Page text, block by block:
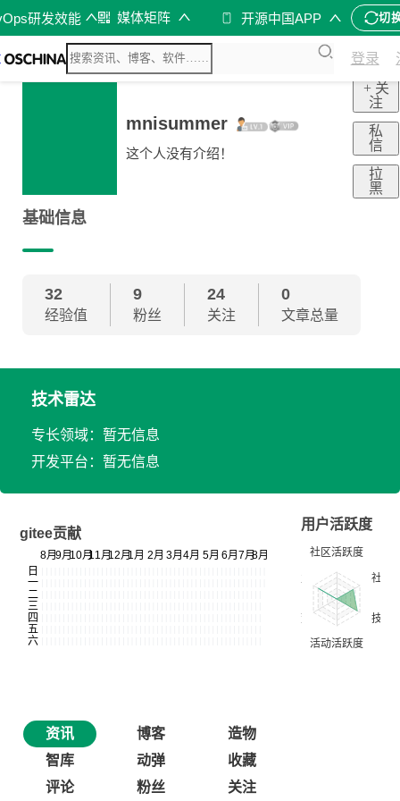
研发效能 媒体矩阵 开源中国APP 切
登录
mnisummer
这个人没有介绍！
+ 关
注
私
信
拉
黑
基础信息
32
经验值
9
粉丝
24
关注
0
文章总量
技术雷达
专长领域：暂无信息
开发平台：暂无信息
gitee贡献
用户活跃度
资讯 博客
造物
智库
动弹
收藏
评论
粉丝 关注